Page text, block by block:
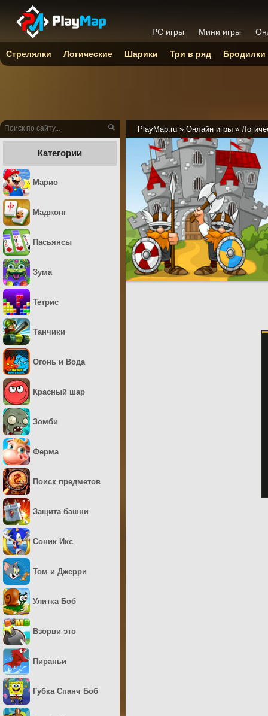
PlayMap.ru » Онлайн игры »
Категории
Марио
Маджонг
Пасьянсы
Зума
Тетрис
Танчики
Огонь и Вода
Красный шар
Зомби
Ферма
Поиск предметов
Защита башни
Соник Икс
Том и Джерри
Улитка Боб
Взорви это
Пираньи
Губка Спанч Боб
PC игры Мини игры
Стрелялки Логические Шарики Три в ряд Бродилки